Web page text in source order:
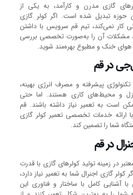
گازی مدرن و کارآمد، به یکی از
حوزه تبدیل شده است. اگر کولر گازی
کار نمی‌کند، تیم قم سرویس با داشتن
مشکلات آن را به‌صورت تخصصی بررسی
هوای خنک و مطبوع بهره‌مند شوید.
در قم
پیشرفته و مصرف انرژی بهینه،
و محیط‌های کاری هستند. اما حتی
است به تعمیر نیاز داشته باشند. قم
ارائه خدمات تخصصی تعمیر کولر گازی
شما را تضمین کند.
در قم
در زمینه تولید کولرهای گازی با قدرت
گازی اجنرال شما به تعمیر نیاز دارد،
کامل با ساختار و فناوری این